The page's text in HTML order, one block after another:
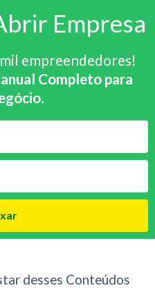
Empresa
empreendedores!
Completo para
.
desses Conteúdos